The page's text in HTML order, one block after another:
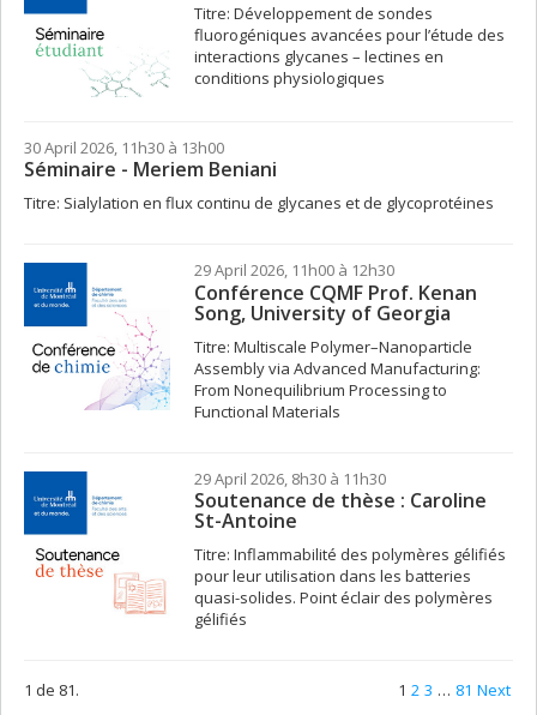
Titre: Développement de sondes
fluorogéniques avancées pour l’étude des
interactions glycanes – lectines en
conditions physiologiques
30 April 2026, 11h30 à 13h00
Séminaire - Meriem Beniani
Titre: Sialylation en flux continu de glycanes et de glycoprotéines
29 April 2026, 11h00 à 12h30
Conférence CQMF Prof. Kenan
Song, University of Georgia
Titre: Multiscale Polymer–Nanoparticle
Assembly via Advanced Manufacturing:
From Nonequilibrium Processing to
Functional Materials
29 April 2026, 8h30 à 11h30
Soutenance de thèse : Caroline
St-Antoine
Titre: Inflammabilité des polymères gélifiés
pour leur utilisation dans les batteries
quasi-solides. Point éclair des polymères
gélifiés
1 de 81. 1 2 3 … 81 Next